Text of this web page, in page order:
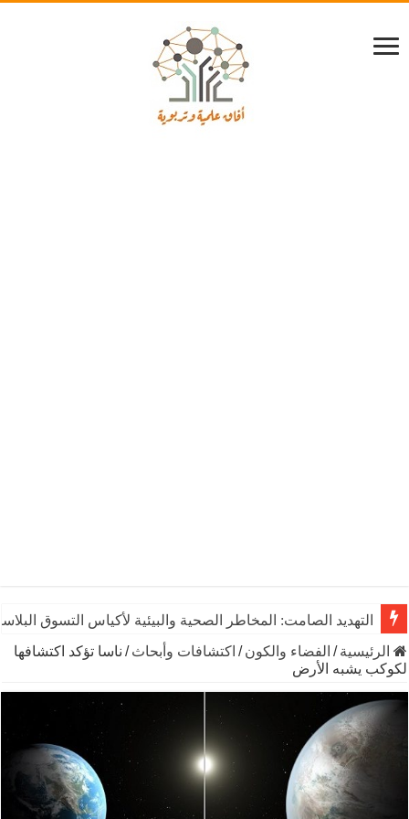
التهديد الصامت: المخاطر الصحية والبيئية لأكياس التسوق
الرئيسية / الفضاء والكون / اكتشافات وأبحاث / ناسا تؤكد اكتشافها
لكوكب يشبه الأرض